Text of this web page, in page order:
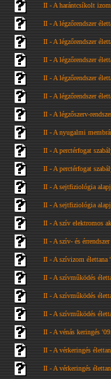
II - A harántcsíkolt
II - A légzőrendszer
II - A légzőrendszer
II - A légzőrendszer
II - A légzőrendszer
II - A légzőrendszer
II - A légzőszerv-
II - A nyugalmi
II - A perctérfogat
II - A perctérfogat
II - A sejtfiziológia
II - A sejtfiziológia
II - A szív elektromos
II - A szív- és
II - A szívizom élettana
II - A szívműködés
II - A szívműködés
II - A szívműködés
II - A vénás keringés
II - A vérkeringés
II - A vérkeringés